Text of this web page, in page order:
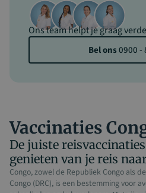
Ons team helpt je graag
Bel ons0900 -
Vaccinaties
De juiste
genieten van je reis
Congo, zowel de Republiek Congo als
Congo (DRC), is een bestemming voor